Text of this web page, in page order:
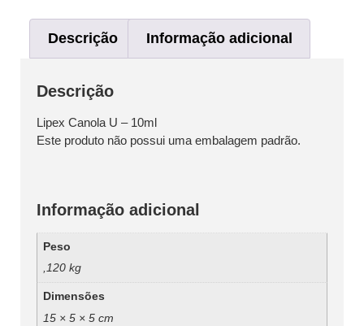
Descrição Informação adicional
Descrição
Lipex Canola U – 10ml
Este produto não possui uma embalagem padrão.
Informação adicional
Peso
,120 kg
Dimensões
15 × 5 × 5 cm